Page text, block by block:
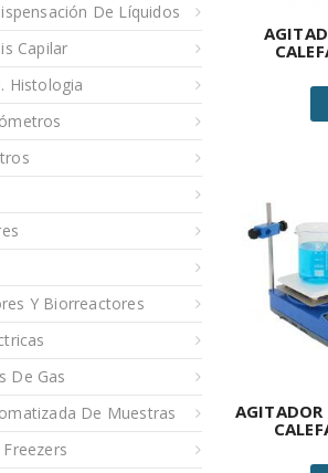
De Líquidos
Capilar
Histologia
Y Biorreactores
De Gas
De Muestras